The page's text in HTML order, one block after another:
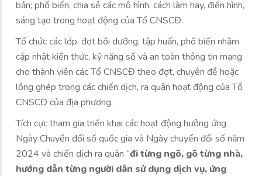
bản; phổ biến, chia sẻ các mô hình, cách làm hay, điển hình,
sáng tạo trong hoạt động của Tổ CNSCĐ.
Tổ chức các lớp, đợt bồi dưỡng, tập huấn, phổ biến nhằm
cập nhật kiến thức, kỹ năng số và an toàn thông tin mạng
cho thành viên các Tổ CNSCĐ theo đợt, chuyên đề hoặc
lồng ghép trong các chiến dịch, ra quân hoạt động của Tổ
CNSCĐ của địa phương.
Tích cực tham gia triển khai các hoạt động hưởng ứng
Ngày Chuyển đổi số quốc gia và Ngày chuyển đổi số năm
2024 và chiến dịch ra quân “đi từng ngõ, gõ từng nhà,
hướng dẫn từng người dân sử dụng dịch vụ, ứng